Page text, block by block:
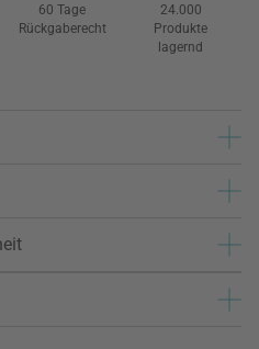
60 Tage
Rückgaberecht
24.000
Produkte
lagernd